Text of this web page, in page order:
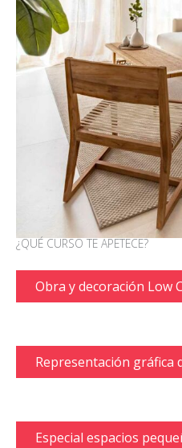
¿QUÉ CURSO TE APETECE?
Obra y decoración Low
Representación gráfica
Especial espacios